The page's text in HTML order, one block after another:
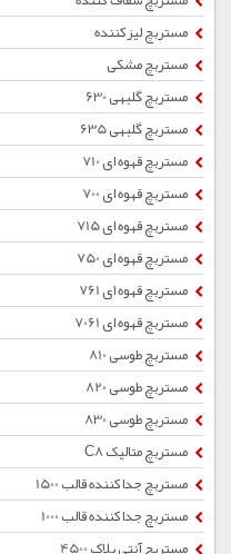
مستربچ لیزکننده
مستربچ مشکی
مستربچ گلبهی 630
مستربچ گلبهی 635
مستربچ قهوه ای 710
مستربچ قهوه ای 700
مستربچ قهوه ای 715
مستربچ قهوه ای 750
مستربچ قهوه ای 761
مستربچ قهوه ای 7061
مستربچ طوسی 810
مستربچ طوسی 820
مستربچ طوسی 830
مستربچ متالیک C8
مستربچ جداکننده قالب 1500
مستربچ جداکننده قالب 1000